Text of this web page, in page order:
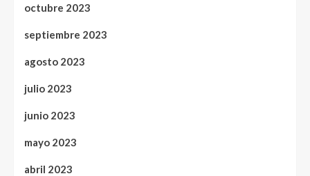
octubre 2023
septiembre 2023
agosto 2023
julio 2023
junio 2023
mayo 2023
abril 2023